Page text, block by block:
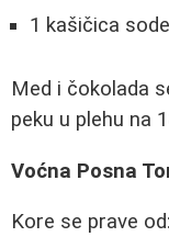
1 kašičica
Med i čokolada
peku u plehu na
Voćna Posna
Kore se prave od: